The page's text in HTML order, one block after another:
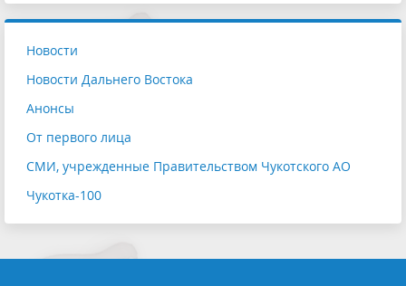
Новости
Новости Дальнего Востока
Анонсы
От первого лица
СМИ, учрежденные Правительством Чукотского АО
Чукотка-100